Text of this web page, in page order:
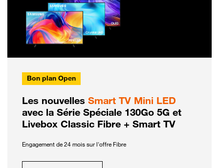
Bon plan Open
Les nouvelles Smart TV Mini LED
avec la Série Spéciale 130Go 5G et
Livebox Classic Fibre + Smart TV
Engagement de 24 mois sur l'offre Fibre